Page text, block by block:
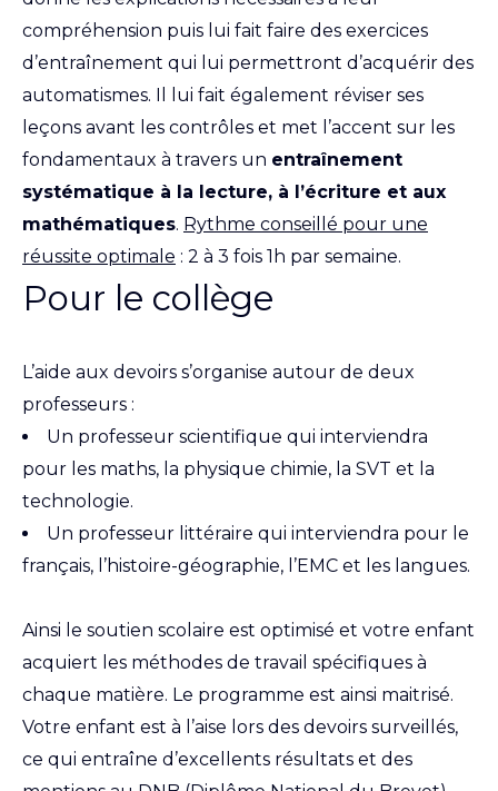
compréhension puis lui fait faire des exercices
d’entraînement qui lui permettront d’acquérir des
automatismes. Il lui fait également réviser ses
leçons avant les contrôles et met l’accent sur les
fondamentaux à travers un entraînement
systématique à la lecture, à l’écriture et aux
mathématiques. Rythme conseillé pour une
réussite optimale : 2 à 3 fois 1h par semaine.
Pour le collège
L’aide aux devoirs s’organise autour de deux
professeurs :
Un professeur scientifique qui interviendra
pour les maths, la physique chimie, la SVT et la
technologie.
Un professeur littéraire qui interviendra pour le
français, l’histoire-géographie, l’EMC et les langues.
Ainsi le soutien scolaire est optimisé et votre enfant
acquiert les méthodes de travail spécifiques à
chaque matière. Le programme est ainsi maitrisé.
Votre enfant est à l’aise lors des devoirs surveillés,
ce qui entraîne d’excellents résultats et des